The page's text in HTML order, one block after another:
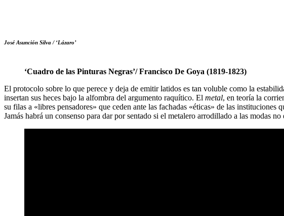
José Asunción Silva / ‘Lázaro’
‘Cuadro de las Pinturas Negras’/ Francisco De Goya (1819-1823)
El protocolo sobre lo que perece y deja de emitir latidos es tan voluble como la
insertan sus heces bajo la alfombra del argumento raquítico. El metal, en teoría la
su filas a «libres pensadores» que ceden ante las fachadas «éticas» de las
Jamás habrá un consenso para dar por sentado si el metalero arrodillado a las modas